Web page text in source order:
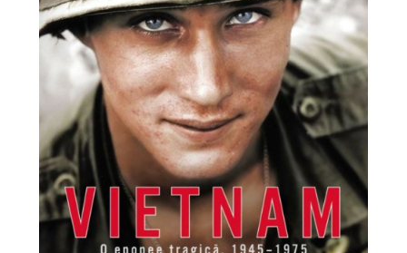
Istorie și Conspirații
Manuale și Dicționare
Medicină și Sănătate
Practic. Casă și Grădina
Psihologie
Religie
Spiritualitate
Știință și Tehnologie
Științe Politice